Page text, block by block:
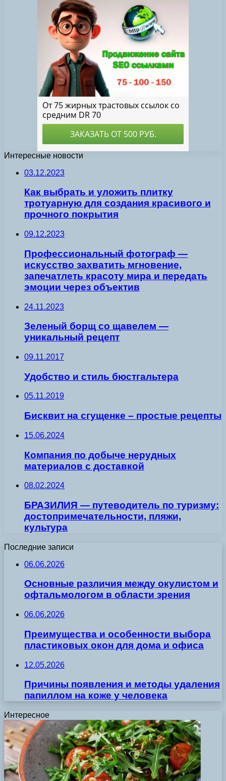
Интересные новости
03.12.2023
Как выбрать и уложить плитку
тротуарную для создания красивого и
прочного покрытия
09.12.2023
Профессиональный фотограф —
искусство захватить мгновение,
запечатлеть красоту мира и передать
эмоции через объектив
24.11.2023
Зеленый борщ со щавелем —
уникальный рецепт
09.11.2017
Удобство и стиль бюстгальтера
05.11.2019
Бисквит на сгущенке – простые рецепты
15.06.2024
Компания по добыче нерудных
материалов с доставкой
08.02.2024
БРАЗИЛИЯ — путеводитель по туризму:
достопримечательности, пляжи,
культура
Последние записи
06.06.2026
Основные различия между окулистом и
офтальмологом в области зрения
06.06.2026
Преимущества и особенности выбора
пластиковых окон для дома и офиса
12.05.2026
Причины появления и методы удаления
папиллом на коже у человека
Интересное